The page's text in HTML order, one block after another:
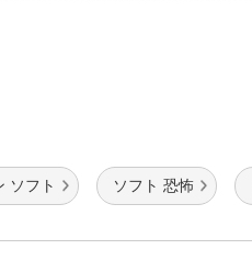
ソフト ソフト 恐怖